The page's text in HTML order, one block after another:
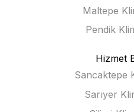
Maltepe
Pendik
Hizmet
Sancaktepe
Sarıyer